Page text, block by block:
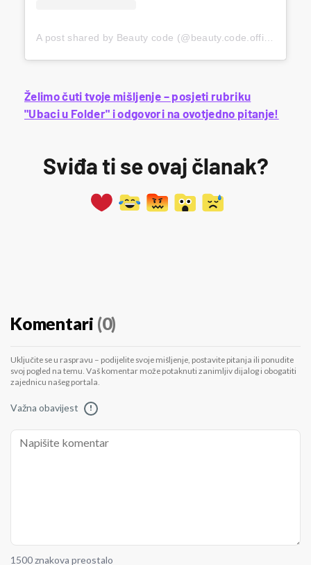
A post shared by Beauty code (@beauty.code.officiel)
Želimo čuti tvoje mišljenje – posjeti rubriku
"Ubaci u Folder" i odgovori na ovotjedno pitanje!
Sviđa ti se ovaj članak?
Komentari (0)
Uključite se u raspravu – podijelite svoje mišljenje, postavite pitanja ili ponudite
svoj pogled na temu. Vaš komentar može potaknuti zanimljiv dijalog i obogatiti
zajednicu našeg portala.
Važna obavijest !
1500 znakova preostalo